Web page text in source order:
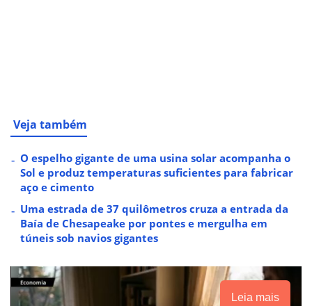
Veja também
O espelho gigante de uma usina solar acompanha o
Sol e produz temperaturas suficientes para fabricar
aço e cimento
Uma estrada de 37 quilômetros cruza a entrada da
Baía de Chesapeake por pontes e mergulha em
túneis sob navios gigantes
Leia mais